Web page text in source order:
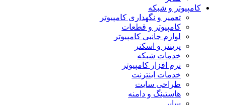
کامپیوتر و شبکه
تعمیر و نگهداری کامپیوتر
کامپیوتر و قطعات
لوازم جانبی کامپیوتر
پرینتر و اسکنر
خدمات شبکه
نرم افزار کامپیوتر
خدمات اینترنت
طراحی سایت
هاستینگ و دامنه